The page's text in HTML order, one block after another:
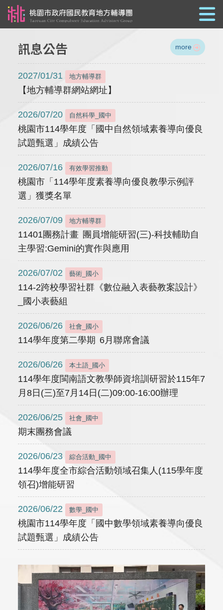
訊息公告 more
2027/01/31 地方輔導群
【地方輔導群網站網址】
2026/07/20 自然科學_國中
桃園市114學年度「國中自然領域素養導向優良
試題甄選」成績公告
2026/07/16 有效學習推動
桃園市「114學年度素養導向優良教學示例評
選」獲獎名單
2026/07/09 地方輔導群
11401團務計畫 團員增能研習(三)-科技輔助自
主學習:Gemini的實作與應用
2026/07/02 藝術_國小
114-2跨校學習社群《數位融入表藝教案設計》
_國小表藝組
2026/06/26 社會_國小
114學年度第二學期 6月聯席會議
2026/06/26 本土語_國小
114學年度閩南語文教學師資培訓研習於115年7
月8日(三)至7月14日(二)09:00-16:00辦理
2026/06/25 社會_國中
期末團務會議
2026/06/23 綜合活動_國中
114學年度全市綜合活動領域召集人(115學年度
領召)增能研習
2026/06/22 數學_國中
桃園市114學年度「國中數學領域素養導向優良
試題甄選」成績公告